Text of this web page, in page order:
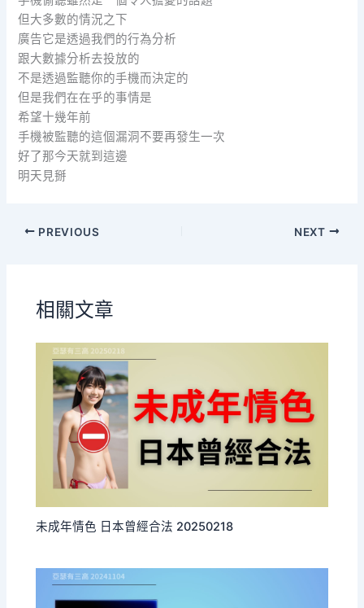
但大多數的情況之下
廣告它是透過我們的行為分析
跟大數據分析去投放的
不是透過監聽你的手機而決定的
但是我們在在乎的事情是
希望十幾年前
手機被監聽的這個漏洞不要再發生一次
好了那今天就到這邊
明天見掰
PREVIOUS NEXT
相關文章
未成年情色 日本曾經合法 20250218